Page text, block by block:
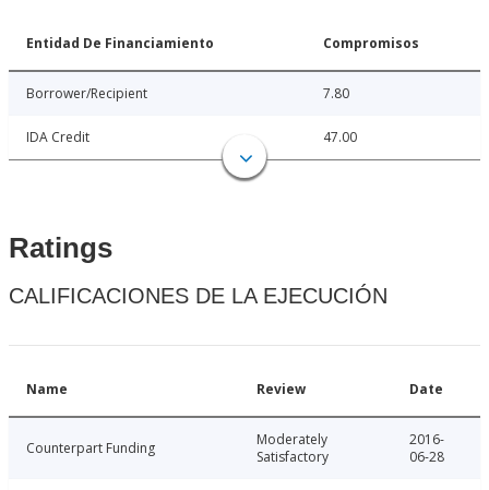
Entidad De Financiamiento Compromisos
Borrower/Recipient 7.80
IDA Credit 47.00
Ratings
CALIFICACIONES DE LA EJECUCIÓN
Name Review Date
Counterpart Funding
Moderately
Satisfactory
2016-
06-28